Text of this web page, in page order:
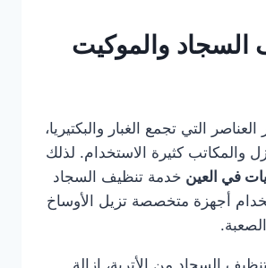
السجاد والموكيت
التي تجمع الغبار والبكتيريا،
والمكاتب كثيرة الاستخدام. لذلك
في العين خدمة تنظيف السجاد
أجهزة متخصصة تزيل الأوساخ
السجاد من الأتربة، إزالة